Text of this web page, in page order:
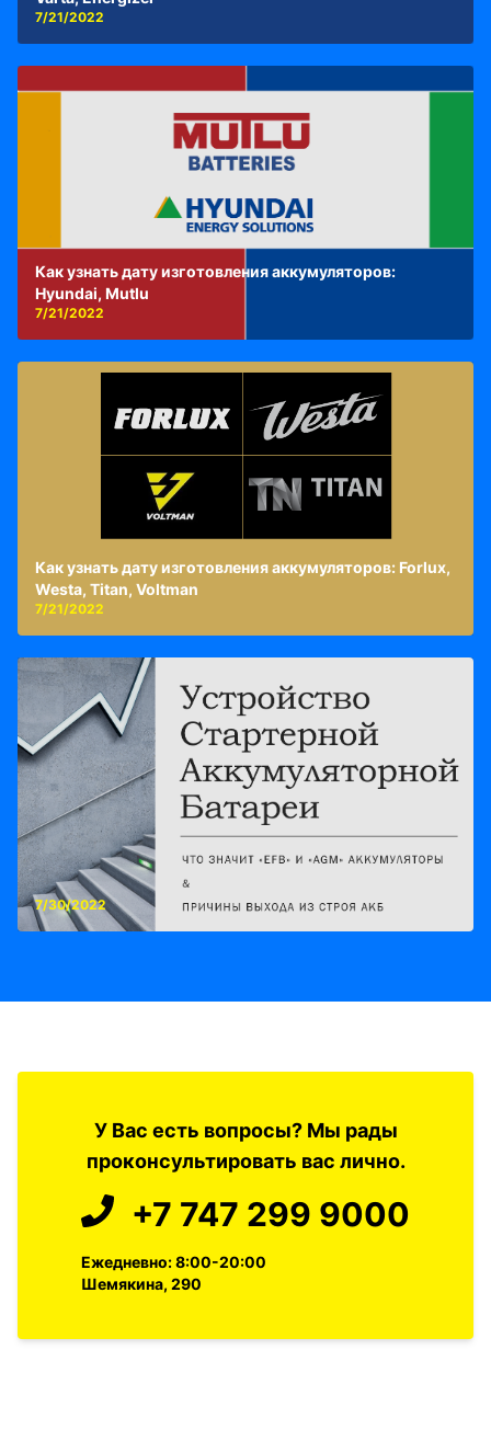
7/21/2022
Как узнать дату изготовления аккумуляторов:
Hyundai, Mutlu
7/21/2022
Как узнать дату изготовления аккумуляторов: Forlux,
Westa, Titan, Voltman
7/21/2022
7/30/2022
У Вас есть вопросы? Мы рады
проконсультировать вас лично.
+7 747 299 9000
Ежедневно: 8:00-20:00
Шемякина, 290